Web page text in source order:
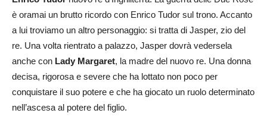
è oramai un brutto ricordo con Enrico Tudor sul trono. Accanto
a lui troviamo un altro personaggio: si tratta di Jasper, zio del
re. Una volta rientrato a palazzo, Jasper dovrà vedersela
anche con Lady Margaret, la madre del nuovo re. Una donna
decisa, rigorosa e severe che ha lottato non poco per
conquistare il suo potere e che ha giocato un ruolo determinato
nell’ascesa al potere del figlio.